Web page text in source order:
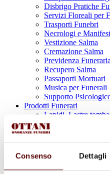
Consenso Dettagli
Disbrigo Pratiche
Servizi Floreali per
Trasporti Funebri
Necrologi e
Vestizione Salma
Cremazione Salma
Previdenza
Recupero Salma
Passaporti Mortuari
Musica per Funerali
Supporto
Prodotti Funerari
Lapidi, Lastre
Urne Cinerarie
Allestimento Funebre
Cofani Funebri
In caso di decesso
Necrologi
News